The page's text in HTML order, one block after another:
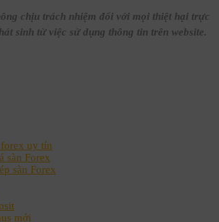
chịu trách nhiệm đối với mọi thiệt hại trực
sinh từ việc sử dụng thông tin trên website.
uy tín
sàn Forex
sàn Forex
mới